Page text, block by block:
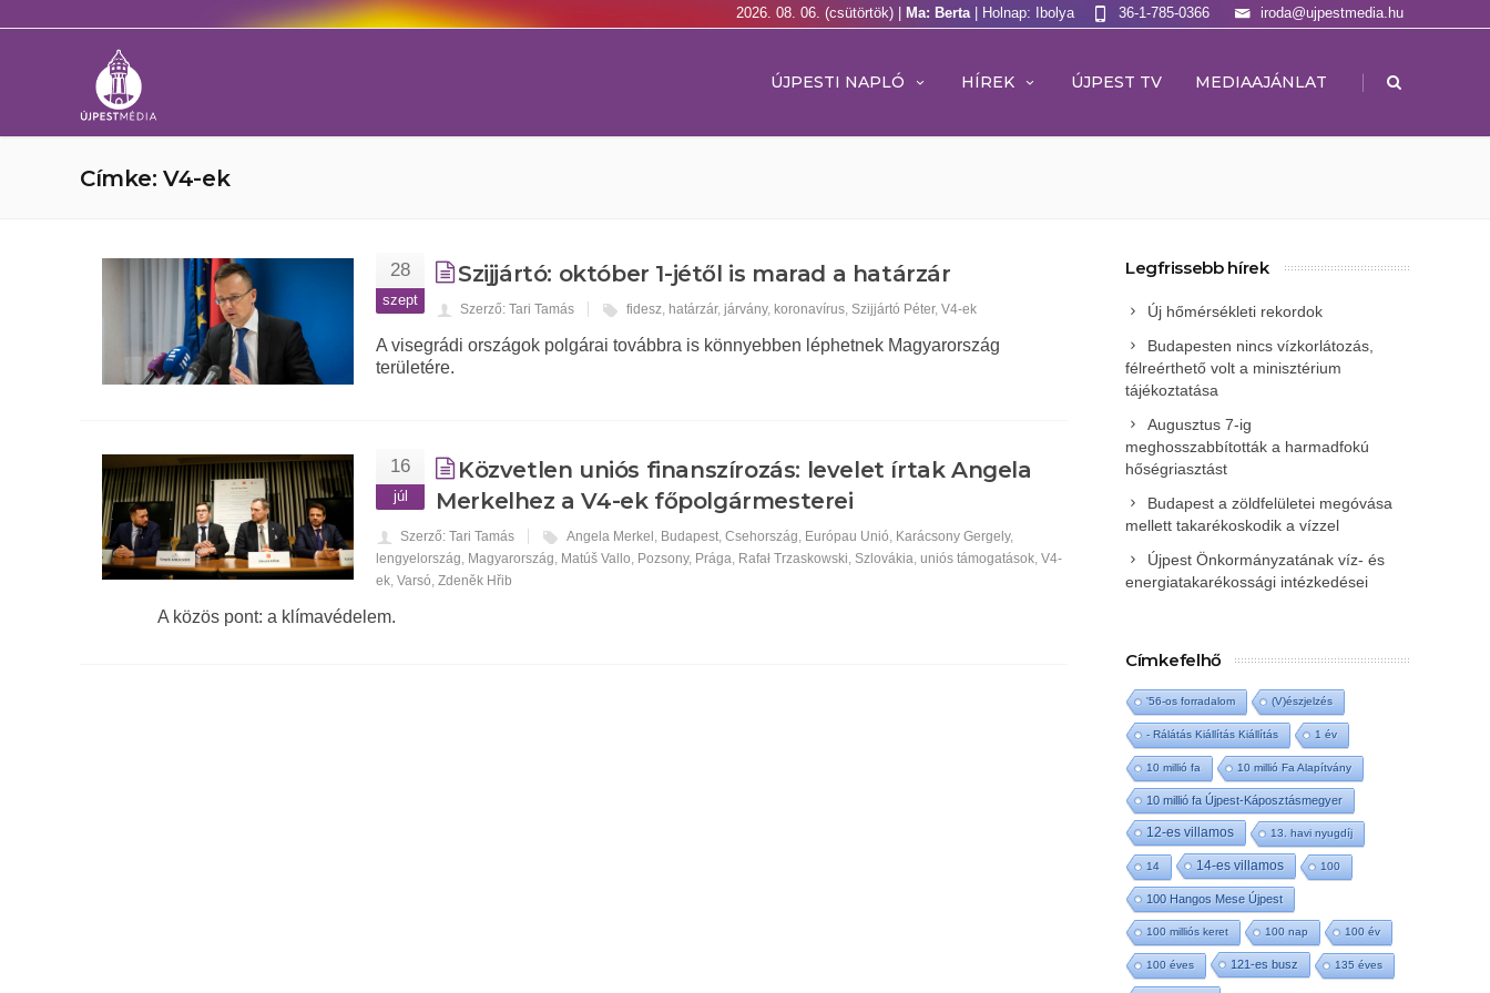
2026. 08. 06. (csütörtök) | Ma: Berta | Holnap: Ibolya iroda@ujpestmedia.hu
36-1-785-0366
ÚJPESTI NAPLÓ HÍREK ÚJPEST TV MEDIAAJÁNLAT |
Címke: V4-ek
28
szept
Szijjártó: október 1-jétől is marad a határzár
Szerző: Tari Tamás fidesz, határzár,járvány, koronavírus, Szijjártó Péter,V4-ek
A visegrádi országok polgárai továbbra is könnyebben léphetnek Magyarország
területére.
16
júl
Közvetlen uniós finanszírozás: levelet írtak Angela
Merkelhez a V4-ek főpolgármesterei
Szerző: Tari Tamás Angela Merkel Budapest ,Csehország Európau Unió Karácsony Gergely,
lengyelország Magyarország Matúš Vallo Pozsony, Prága Rafał Trzaskowski Szlovákia ,uniós támogatások ,V4-
ek ,Varsó Zdeněk Hřib
A közös pont: a klímavédelem.
Legfrissebb hírek
Új hőmérsékleti rekordok
Budapesten nincs vízkorlátozás,
félreérthető volt a minisztérium
tájékoztatása
Augusztus 7-ig
meghosszabbították a harmadfokú
hőségriasztást
Budapest a zöldfelületei megóvása
mellett takarékoskodik a vízzel
Újpest Önkormányzatának víz- és
energiatakarékossági intézkedései
Címkefelhő
'56-os forradalom (V)észjelzés
- Rálátás Kiállítás Kiállítás 1 év
10 millió fa 10 millió Fa Alapítvány
10 millió fa Újpest-Káposztásmegyer
12-es villamos 13. havi nyugdíj
14 14-es villamos 100
100 Hangos Mese Újpest
100 milliós keret 100 nap 100 év
100 éves 121-es busz 135 éves